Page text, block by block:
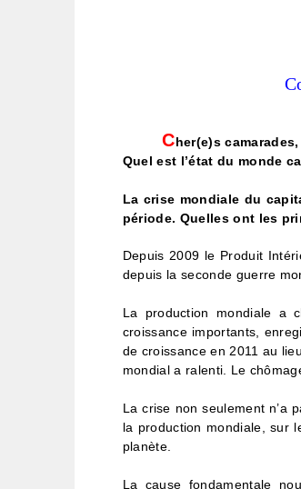
Cher(e)s camarades,
Quel est l’état du monde
La crise mondiale du
période. Quelles ont les
Depuis 2009 le Produit
depuis la seconde guerre
La production mondiale a
croissance importants,
de croissance en 2011 au
mondial a ralenti. Le
La crise non seulement n’a
la production mondiale, sur
planète.
La cause fondamentale